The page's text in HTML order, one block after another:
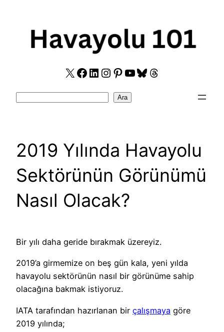
X Facebook
LinkedIn
Instagram
Pinterest
YouTube
Bluesky
Threads
Ara
2019 Yılında Havayolu
Sektörünün Görünümü
Nasıl Olacak?
Bir yılı daha geride bırakmak üzereyiz.
2019’a girmemize on beş gün kala, yeni yılda
havayolu sektörünün nasıl bir görünüme sahip
olacağına bakmak istiyoruz.
IATA tarafından hazırlanan bir çalışmaya göre
2019 yılında;